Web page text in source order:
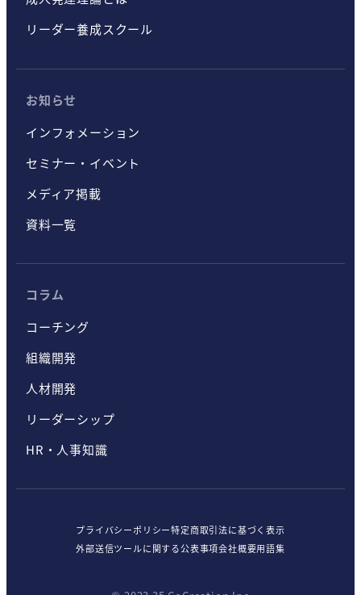
リーダー養成スクール
お知らせ
インフォメーション
セミナー・イベント
メディア掲載
資料一覧
コラム
コーチング
組織開発
人材開発
リーダーシップ
HR・人事知識
プライバシーポリシー特定商取引法に基づく表示
外部送信ツールに関する公表事項会社概要用語集